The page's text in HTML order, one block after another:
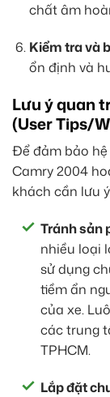
chất âm
Kiểm tra và
ổn định và
Lưu ý quan
(User Tips/
Để đảm bảo
Camry 2004
khách cần lưu
Tránh sản
nhiều loại
sử dụng
tiềm ẩn
của xe.
các trung
TPHCM.
Lắp đặt